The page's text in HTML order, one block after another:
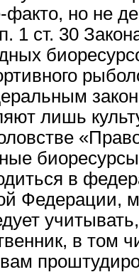
но не
1 ст. 30
лишь
в
Федерации,
в том